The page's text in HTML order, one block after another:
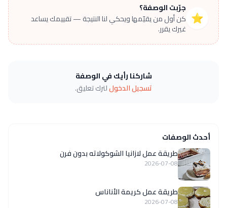
⭐
جرّبت الوصفة؟
كن أول من يقيّمها ويحكي لنا النتيجة — تقييمك يساعد
غيرك يقرر.
شاركنا رأيك في الوصفة
تسجيل الدخوللترك تعليق.
أحدث الوصفات
طريقة عمل لازانيا الشوكولاته بدون فرن
2026-07-08
طريقة عمل كريمة الأناناس
2026-07-08